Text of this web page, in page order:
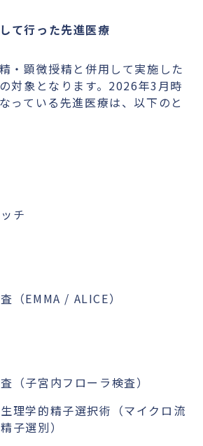
て行った先進医療
・顕微授精と併用して実施した
対象となります。2026年3月時
っている先進医療は、以下のと
チ
（EMMA / ALICE）
（子宮内フローラ検査）
理学的精子選択術（マイクロ流
子選別）